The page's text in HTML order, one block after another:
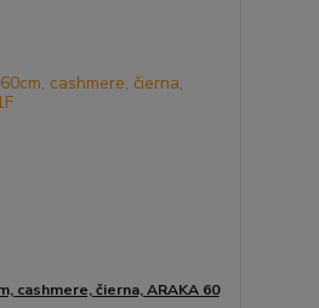
cashmere, čierna, ARAKA 60